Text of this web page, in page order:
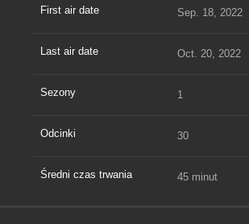
First air date Sep. 18, 2022
Last air date Oct. 20, 2022
Sezony 1
Odcinki 30
Średni czas trwania 45 minut